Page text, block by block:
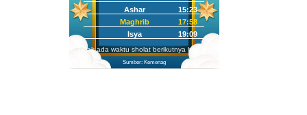
Ashar
15:23
Maghrib
17:58
Isya
19:09
Tidak ada waktu sholat berikutnya hari ini.
Sumber: Kemenag